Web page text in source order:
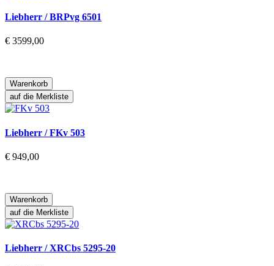
Liebherr / BRPvg 6501
€ 3599,00
Warenkorb
auf die Merkliste
Liebherr / FKv 503
€ 949,00
Warenkorb
auf die Merkliste
Liebherr / XRCbs 5295-20